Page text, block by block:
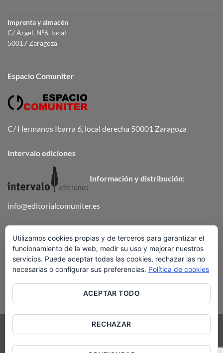
Imprenta y almacén
C/ Argel, Nº6, local
50017 Zaragoza
Espacio Comuniter
C/ Hermanos Ibarra 6, local derecha 50001 Zaragoza
Intervalo ediciones
Información y distribución:
info@editorialcomuniter.es
ENVÍOS Y DEVOLUCIONES
Utilizamos cookies propias y de terceros para garantizar el
funcionamiento de la web, medir su uso y mejorar nuestros
servicios. Puede aceptar todas las cookies, rechazar las no
necesarias o configurar sus preferencias. Política de cookies
ACEPTAR TODO
RECHAZAR